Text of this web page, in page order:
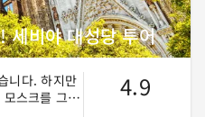
세비야 대성당 투어
니다. 하지만
스크를 그
4.9